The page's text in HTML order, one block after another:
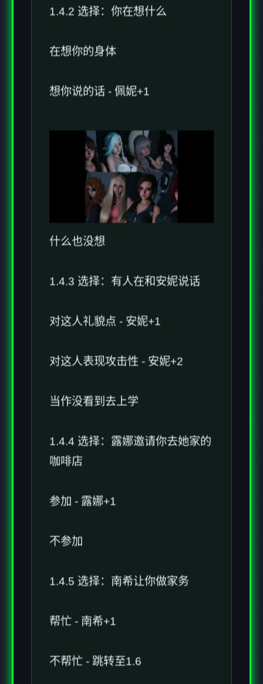
1.4.2 选择：你在想什么
在想你的身体
想你说的话 - 佩妮+1
什么也没想
1.4.3 选择：有人在和安妮说话
对这人礼貌点 - 安妮+1
对这人表现攻击性 - 安妮+2
当作没看到去上学
1.4.4 选择：露娜邀请你去她家的
咖啡店
参加 - 露娜+1
不参加
1.4.5 选择：南希让你做家务
帮忙 - 南希+1
不帮忙 - 跳转至1.6